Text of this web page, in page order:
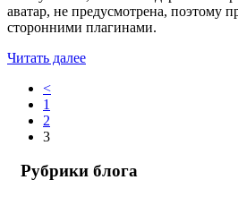
аватар, не предусмотрена, поэтому
сторонними плагинами.
Читать далее
<
1
2
3
Рубрики блога